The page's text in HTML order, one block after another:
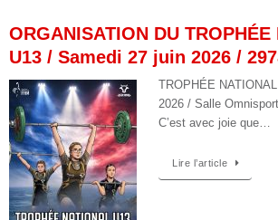
ORGANISATION DU TROPHÉE
U13 / Samedi 27 juin 2026 /
TROPHÉE
2026 / Salle
C’est avec joie que…
Lire l’article